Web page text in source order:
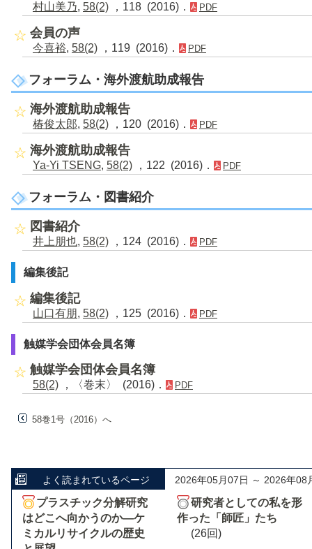
村山美乃, 58(2) ，118 (2016)． PDF
会員の声
今喜裕, 58(2) ，119 (2016)． PDF
フォーラム・海外渡航助成報告
海外渡航助成報告
椿俊太郎, 58(2) ，120 (2016)． PDF
海外渡航助成報告
Ya-Yi TSENG, 58(2) ，122 (2016)． PDF
フォーラム・図書紹介
図書紹介
井上朋也, 58(2) ，124 (2016)． PDF
編集後記
編集後記
山口有朋, 58(2) ，125 (2016)． PDF
触媒学会団体会員名簿
触媒学会団体会員名簿
58(2) ，〈巻末〉 (2016)． PDF
58巻1号（2016）へ
よく読まれているページ 2026年05月07日 ～ 2026年08
プラスチック分解研究
はどこへ向かうのか―ケ
ミカルリサイクルの歴史
研究者としての私を形
作った「師匠」たち
(26回)